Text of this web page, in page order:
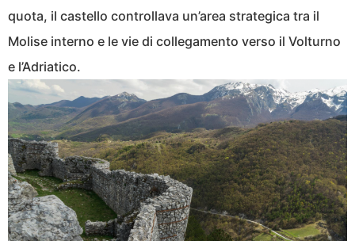
quota, il castello controllava un’area strategica tra il
Molise interno e le vie di collegamento verso il Volturno
e l’Adriatico.